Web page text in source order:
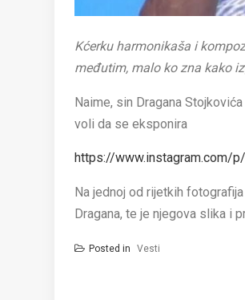
Kćerku harmonikaša i
međutim, malo ko zna kako
Naime, sin Dragana
voli da se eksponira
https://www.instagram.com/
Na jednoj od rijetkih
Dragana, te je njegova slika i
Posted in Vesti